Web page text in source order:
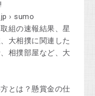
› sumo
組の速報結果、星
大相撲に関連した
相撲部屋など、大
とは？懸賞金の仕